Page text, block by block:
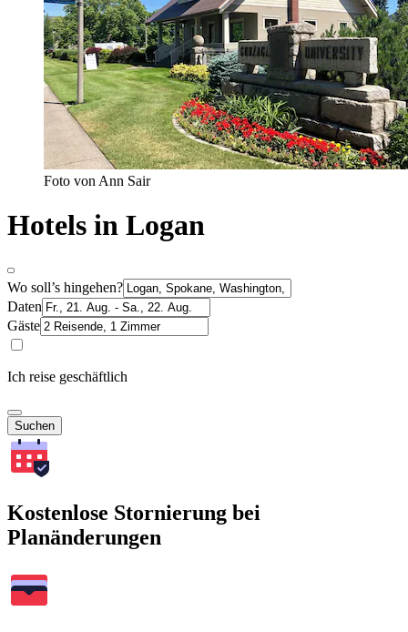
Foto von Ann Sair
Hotels in Logan
Wo soll’s hingehen?
Daten
Gäste
Ich reise geschäftlich
Suchen
Kostenlose Stornierung bei
Planänderungen